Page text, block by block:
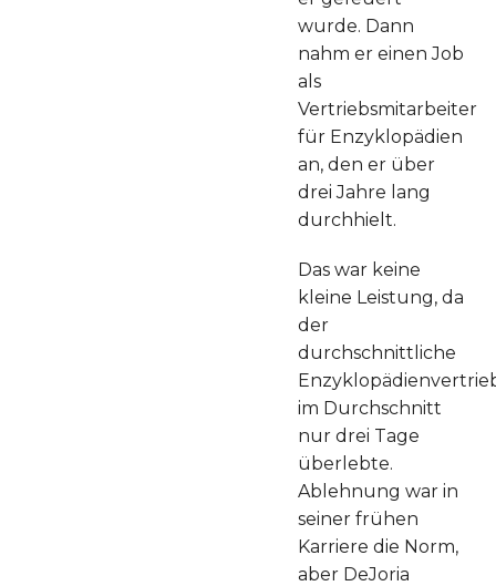
wurde. Dann
nahm er einen Job
als
Vertriebsmitarbeiter
für Enzyklopädien
an, den er über
drei Jahre lang
durchhielt.
Das war keine
kleine Leistung, da
der
durchschnittliche
im Durchschnitt
nur drei Tage
überlebte.
Ablehnung war in
seiner frühen
Karriere die Norm,
aber DeJoria